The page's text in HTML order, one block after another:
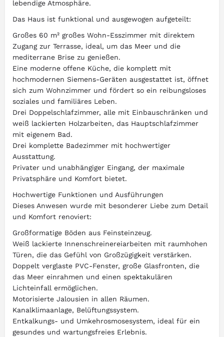
lebendige Atmosphäre.
Das Haus ist funktional und ausgewogen aufgeteilt:
Großes 60 m² großes Wohn-Esszimmer mit direktem
Zugang zur Terrasse, ideal, um das Meer und die
mediterrane Brise zu genießen.
Eine moderne offene Küche, die komplett mit
hochmodernen Siemens-Geräten ausgestattet ist, öffnet
sich zum Wohnzimmer und fördert so ein reibungsloses
soziales und familiäres Leben.
Drei Doppelschlafzimmer, alle mit Einbauschränken und
weiß lackierten Holzarbeiten, das Hauptschlafzimmer
mit eigenem Bad.
Drei komplette Badezimmer mit hochwertiger
Ausstattung.
Privater und unabhängiger Eingang, der maximale
Privatsphäre und Komfort bietet.
Hochwertige Funktionen und Ausführungen
Dieses Anwesen wurde mit besonderer Liebe zum Detail
und Komfort renoviert:
Großformatige Böden aus Feinsteinzeug.
Weiß lackierte Innenschreinereiarbeiten mit raumhohen
Türen, die das Gefühl von Großzügigkeit verstärken.
Doppelt verglaste PVC-Fenster, große Glasfronten, die
das Meer einrahmen und einen spektakulären
Lichteinfall ermöglichen.
Motorisierte Jalousien in allen Räumen.
Kanalklimaanlage, Belüftungssystem.
Entkalkungs- und Umkehrosmosesystem, ideal für ein
gesundes und wartungsfreies Erlebnis.